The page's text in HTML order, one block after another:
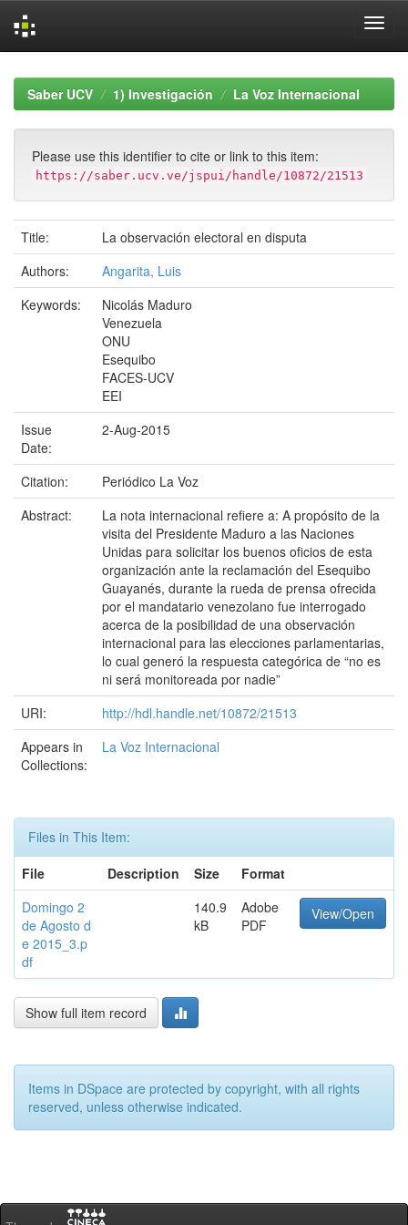
navigationSaber UCV 1) Investigación La Voz Internacional
Please use this identifier to cite or link to this item:
https://saber.ucv.ve/jspui/handle/10872/21513
Title:
La observación electoral en disputa
Authors:
Angarita, Luis
Keywords:
Nicolás Maduro
Venezuela
ONU
Esequibo
FACES-UCV
EEI
Issue
Date:
2-Aug-2015
Citation:
Periódico La Voz
Abstract:
La nota internacional refiere a: A propósito de la
visita del Presidente Maduro a las Naciones
Unidas para solicitar los buenos oficios de esta
organización ante la reclamación del Esequibo
Guayanés, durante la rueda de prensa ofrecida
por el mandatario venezolano fue interrogado
acerca de la posibilidad de una observación
internacional para las elecciones parlamentarias,
lo cual generó la respuesta categórica de “no es
ni será monitoreada por nadie”
URI:
http://hdl.handle.net/10872/21513
Appears in
Collections:
La Voz Internacional
Files in This Item:
File
Description Size
Format
Domingo 2
de Agosto d
e 2015_3.p
df
140.9
kB
Adobe
PDF
View/Open
Show full item record
Items in DSpace are protected by copyright, with all rights
reserved, unless otherwise indicated.